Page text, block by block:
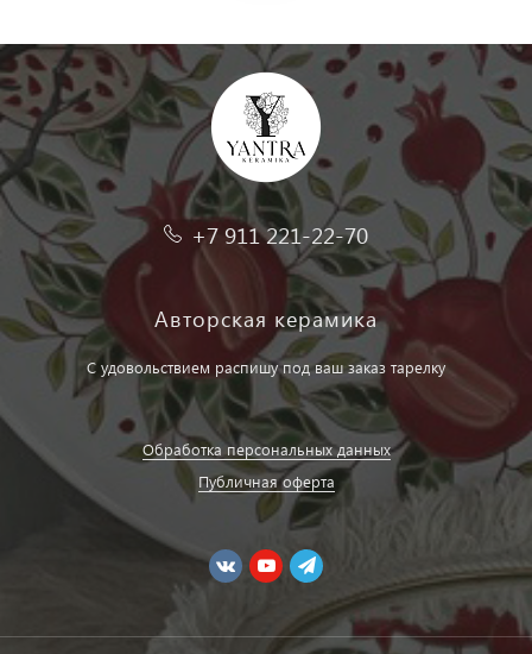
+7 911 221-22-70
Авторская керамика
С удовольствием распишу под ваш заказ тарелку
Обработка персональных данных
Публичная оферта